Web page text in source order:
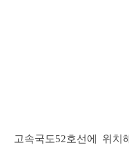
고속국도52호선에 위